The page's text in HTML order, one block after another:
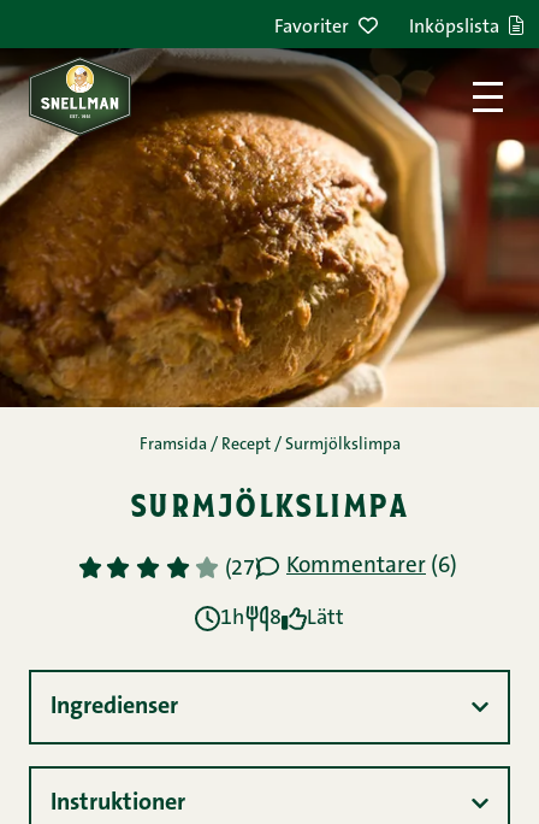
Favoriter Inköpslista
Framsida / Recept / Surmjölkslimpa
surmjölkslimpa
1 2 3 4 5 (27) Kommentarer (6)
1h 8 Lätt
Ingredienser
Instruktioner